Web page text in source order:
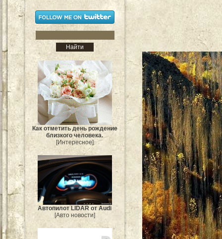
Как отметить день рождение
близкого человека.
[Интересное]
Автопилот LIDAR от Audi
[Авто новости]